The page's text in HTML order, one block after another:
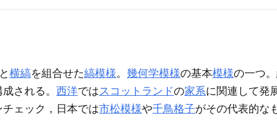
と 横縞を組合せた縞模様。 幾何学模様の基本模様の一つ
される。 西洋ではスコットランドの家系に関連して発
ェック，日本では市松模様や千鳥格子がその代表的な